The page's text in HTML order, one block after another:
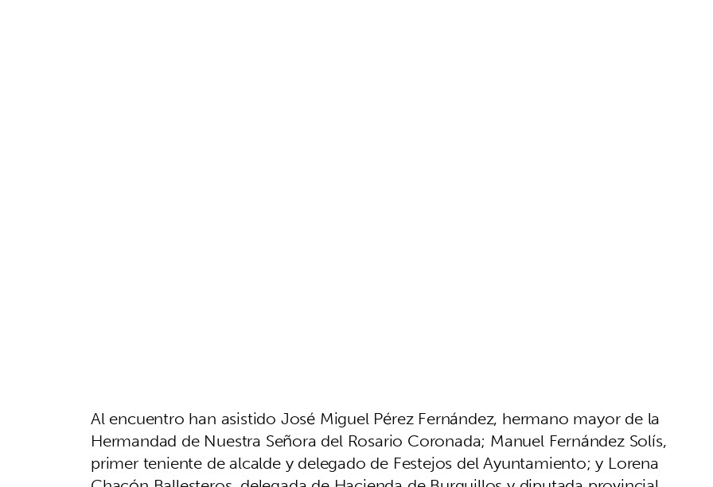
Al encuentro han asistido José Miguel Pérez Fernández, hermano mayor de la
Hermandad de Nuestra Señora del Rosario Coronada; Manuel Fernández Solís,
primer teniente de alcalde y delegado de Festejos del Ayuntamiento; y Lorena